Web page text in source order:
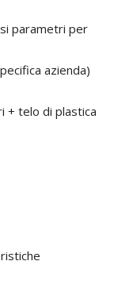
parametri per
azienda)
+ telo di plastica